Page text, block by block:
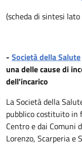
(scheda di sintesi lato
- Società della Salute
una delle cause di
dell'incarico
La Società della
pubblico costituito in
Centro e dai Comuni
Lorenzo, Scarperia e